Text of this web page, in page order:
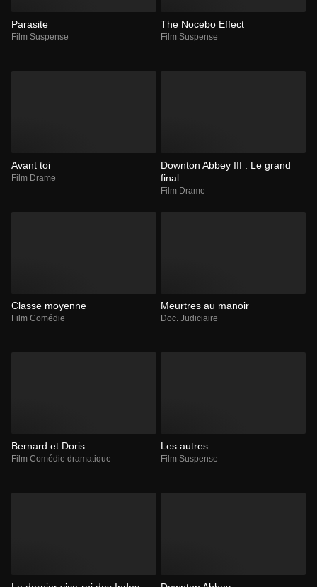
Parasite
Film Suspense
The Nocebo Effect
Film Suspense
Avant toi
Film Drame
Downton Abbey III : Le grand
final
Film Drame
Classe moyenne
Film Comédie
Meurtres au manoir
Doc. Judiciaire
Bernard et Doris
Film Comédie dramatique
Les autres
Film Suspense